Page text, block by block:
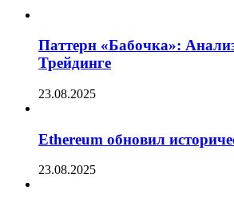
Паттерн «Бабочка»:
Трейдинге
23.08.2025
Ethereum обновил
23.08.2025